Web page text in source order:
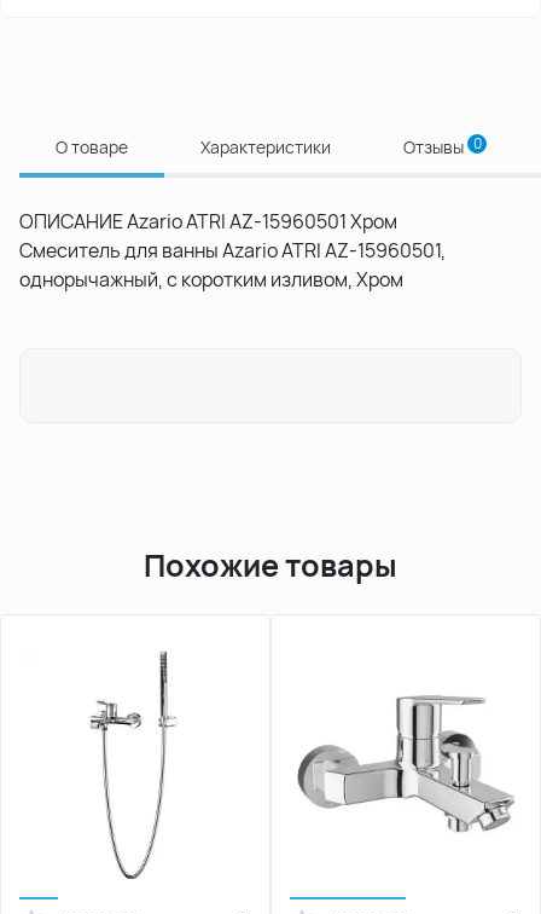
О товаре Характеристики Отзывы 0
ОПИСАНИЕ Azario ATRI AZ-15960501 Хром
Смеситель для ванны Azario ATRI AZ-15960501,
однорычажный, с коротким изливом, Хром
Похожие товары